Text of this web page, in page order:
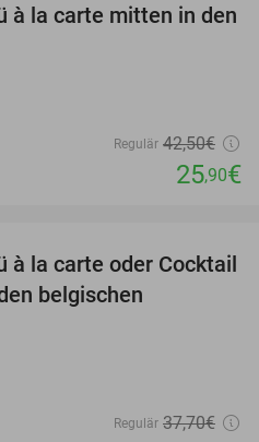
39%
à la carte mitten in den
Regulär 42,50€
25,90€
34%
à la carte oder Cocktail
belgischen
Regulär 37,70€